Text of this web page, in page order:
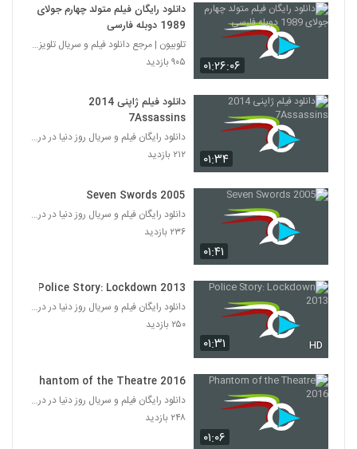
۰۱:۲۶:۰۶
دانلود رایگان فیلم متولد چهارم جولای
1989 دوبله فارسی
تلوبیون | مرجع دانلود فیلم و سریال تلویزیون
۹۰۵ بازدید
۰۱:۳۴
دانلود فیلم ژاپنی 2014
7Assassins
دانلود رایگان فیلم و سریال روز دنیا در درامافا
۲۱۲ بازدید
۰۱:۴۱
Seven Swords 2005
دانلود رایگان فیلم و سریال روز دنیا در درامافا
۲۳۶ بازدید
۰۱:۳۱ HD
Police Story: Lockdown 2013
دانلود رایگان فیلم و سریال روز دنیا در درامافا
۲۵۰ بازدید
۰۱:۰۶
Phantom of the Theatre 2016
دانلود رایگان فیلم و سریال روز دنیا در درامافا
۲۴۸ بازدید